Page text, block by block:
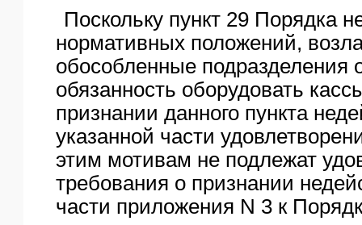
Поскольку пункт 29 Порядка
нормативных положений,
обособленные подразделения
обязанность оборудовать
признании данного пункта
указанной части
этим мотивам не подлежат
требования о признании
части приложения N 3 к